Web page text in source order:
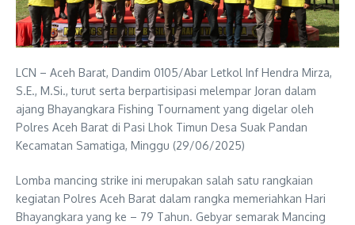
LCN – Aceh Barat, Dandim 0105/Abar Letkol Inf Hendra Mirza,
S.E., M.Si., turut serta berpartisipasi melempar Joran dalam
ajang Bhayangkara Fishing Tournament yang digelar oleh
Polres Aceh Barat di Pasi Lhok Timun Desa Suak Pandan
Kecamatan Samatiga, Minggu (29/06/2025)
Lomba mancing strike ini merupakan salah satu rangkaian
kegiatan Polres Aceh Barat dalam rangka memeriahkan Hari
Bhayangkara yang ke – 79 Tahun. Gebyar semarak Mancing